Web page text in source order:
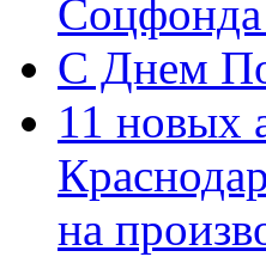
Соцфонда
С Днем
11 новых
на